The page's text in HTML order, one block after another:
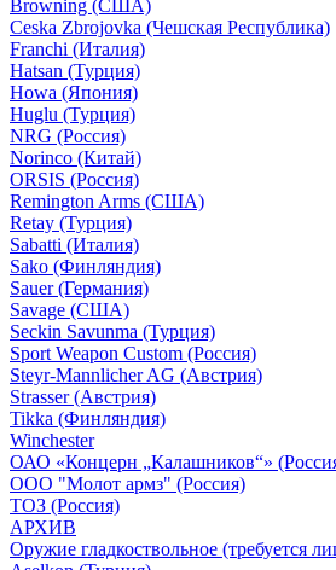
Browning (США)
Ceska Zbrojovka (Чешская Республика)
Franchi (Италия)
Hatsan (Турция)
Howa (Япония)
Huglu (Турция)
NRG (Россия)
Norinco (Китай)
ORSIS (Россия)
Remington Arms (США)
Retay (Турция)
Sabatti (Италия)
Sako (Финляндия)
Sauer (Германия)
Savage (США)
Seckin Savunma (Турция)
Sport Weapon Custom (Россия)
Steyr-Mannlicher AG (Австрия)
Strasser (Австрия)
Tikka (Финляндия)
Winchester
ОАО «Концерн „Калашников“»
ООО "Молот армз" (Россия)
ТОЗ (Россия)
АРХИВ
Оружие гладкоствольное (требуется